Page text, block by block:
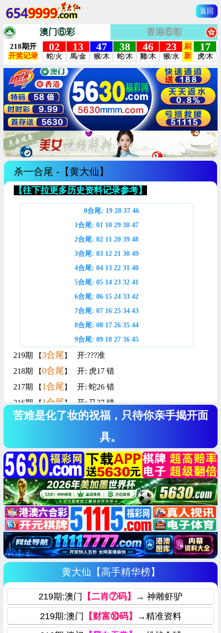
返回
澳门⑥彩 香港⑥彩